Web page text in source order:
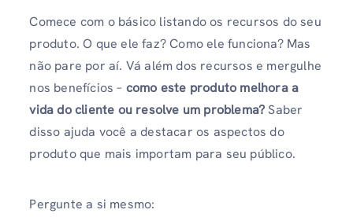
Comece com o básico listando os recursos do seu
produto. O que ele faz? Como ele funciona? Mas
não pare por aí. Vá além dos recursos e mergulhe
nos benefícios – como este produto melhora a
vida do cliente ou resolve um problema?Saber
disso ajuda você a destacar os aspectos do
produto que mais importam para seu público.
Pergunte a si mesmo: